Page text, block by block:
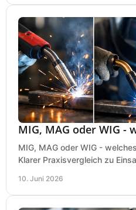
MIG, MAG oder WIG -
MIG, MAG oder WIG -
Klarer Praxisvergleich zu
10. Juni 2026